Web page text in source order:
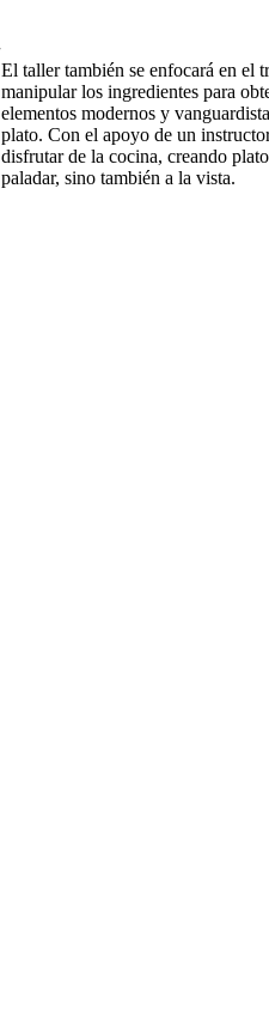
El taller también se enfocará en el
manipular los ingredientes para
elementos modernos y
plato. Con el apoyo de un
disfrutar de la cocina, creando
paladar, sino también a la vista.